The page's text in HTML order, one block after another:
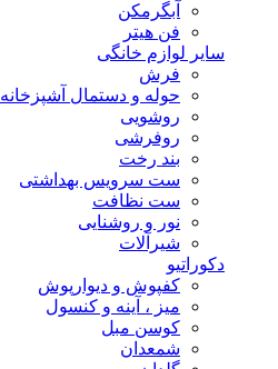
آبگرمکن
فن هیتر
سایر لوازم خانگی
فرش
حوله و دستمال آشپزخانه
روشویی
روفرشی
بند رخت
ست سرویس بهداشتی
ست نظافت
نور و روشنایی
شیرآلات
دکوراتیو
کفپوش و دیوارپوش
میز ، آینه و کنسول
کوسن مبل
شمعدان